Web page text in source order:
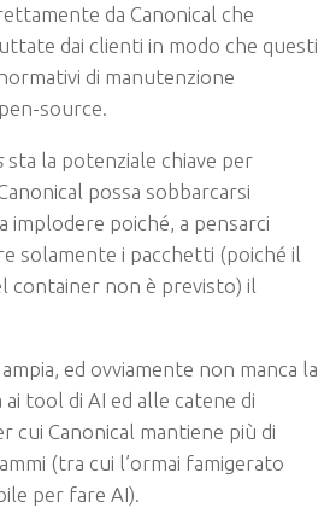
da Canonical che
dai clienti in modo che questi
di manutenzione
source.
sta la potenziale chiave per
possa sobbarcarsi
implodere poiché, a pensarci
solamente i pacchetti (poiché il
container non è previsto) il
ed ovviamente non manca la
tool di AI ed alle catene di
cui Canonical mantiene più di
(tra cui l’ormai famigerato
per fare AI).